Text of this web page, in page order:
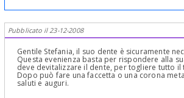
Pubblicato il 23-12-2008
Gentile Stefania, il suo dente è sicuramente
Questa evenienza basta per rispondere alla
deve devitalizzare il dente, per togliere tutto il
Dopo può fare una faccetta o una corona
saluti e auguri.